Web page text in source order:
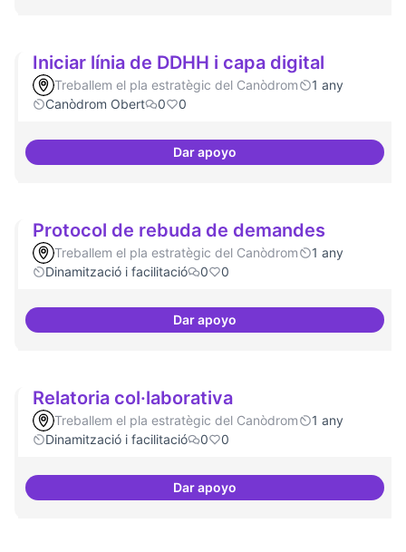
Iniciar línia de DDHH i capa digital
Treballem el pla estratègic del Canòdrom
1 any
Canòdrom Obert
0 0
Dar apoyoIniciar línia de DDHH i capa
Protocol de rebuda de demandes
Treballem el pla estratègic del Canòdrom
1 any
Dinamització i facilitació
0 0
Dar apoyoProtocol de rebuda de
Relatoria col·laborativa
Treballem el pla estratègic del Canòdrom
1 any
Dinamització i facilitació
0 0
Dar apoyoRelatoria col·laborativa